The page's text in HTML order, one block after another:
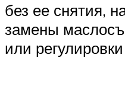
без ее снятия,
замены
или